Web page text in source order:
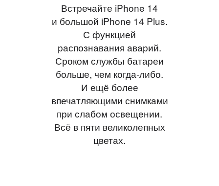
Встречайте iPhone 14
и большой iPhone 14 Plus.
С функцией
распознавания аварий.
Сроком службы батареи
больше, чем когда-либо.
И ещё более
впечатляющими снимками
при слабом освещении.
Всё в пяти великолепных
цветах.